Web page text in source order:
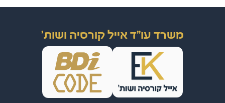
משרד עו"ד אייל קורסיה ושות'